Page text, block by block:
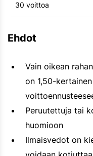
30 voittoa
Ehdot
Vain oikean
on 1,50-
Peruutettuja tai
huomioon
Ilmaisvedot on